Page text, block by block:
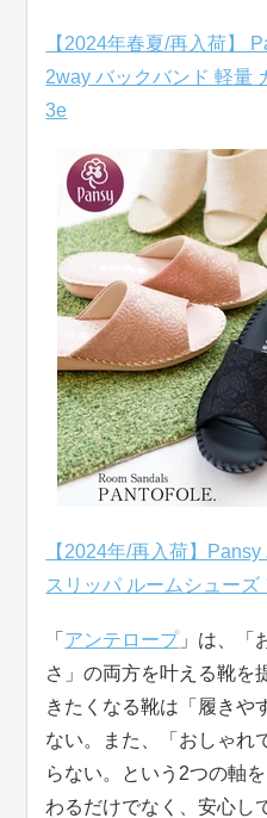
【2024年春夏/再入荷】
2way バックバンド 軽量
3e
【2024年/再入荷】
スリッパ ルームシュー
「 アンテロープ」は、「
さ」の両方を叶える靴を
きたくなる靴は「履きや
ない。また、「おしゃれ
らない。という2つの軸
わるだけでなく、安心し